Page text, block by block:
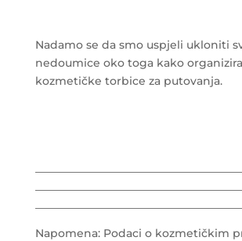
Nadamo se da smo uspjeli ukloniti
nedoumice oko toga kako
kozmetičke torbice za putovanja.
Napomena: Podaci o kozmetičkim